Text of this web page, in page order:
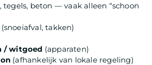
tegels, beton — vaak alleen “schoon
(snoeiafval, takken)
/ witgoed (apparaten)
(afhankelijk van lokale regeling)